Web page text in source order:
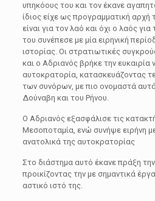
υπηκόους του και τον έκανε
ίδιος είχε ως προγραμματική
είναι για τον λαό και όχι ο λαός
του συνέπεσε με μία ειρηνική
ιστορίας. Οι στρατιωτικές
και ο Αδριανός βρήκε την ευκαιρία
αυτοκρατορία, κατασκευάζοντας
των συνόρων, με πιο ονομαστά
Δούναβη και του Ρήνου.
O Αδριανός εξασφάλισε τις
Μεσοποταμία, ενώ συνήψε ειρήνη
ανατολικά της αυτοκρατορίας
Στο διάστημα αυτό έκανε πράξη
προικίζοντας την με σημαντικά
αστικό ιστό της.